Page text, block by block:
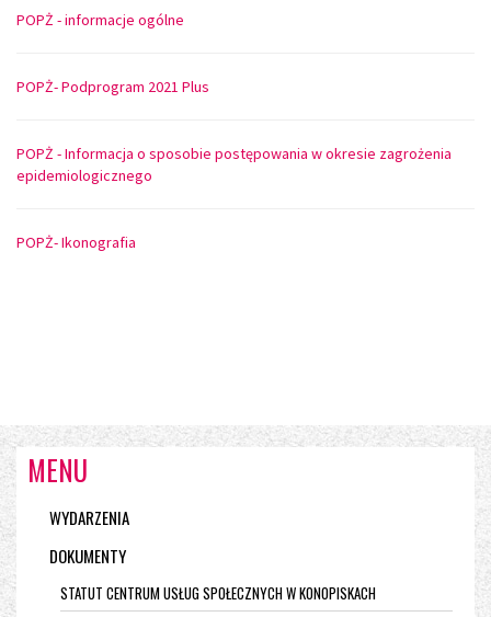
POPŻ - informacje ogólne
POPŻ- Podprogram 2021 Plus
POPŻ - Informacja o sposobie postępowania w okresie zagrożenia
epidemiologicznego
POPŻ- Ikonografia
MENU
WYDARZENIA
DOKUMENTY
STATUT CENTRUM USŁUG SPOŁECZNYCH W KONOPISKACH